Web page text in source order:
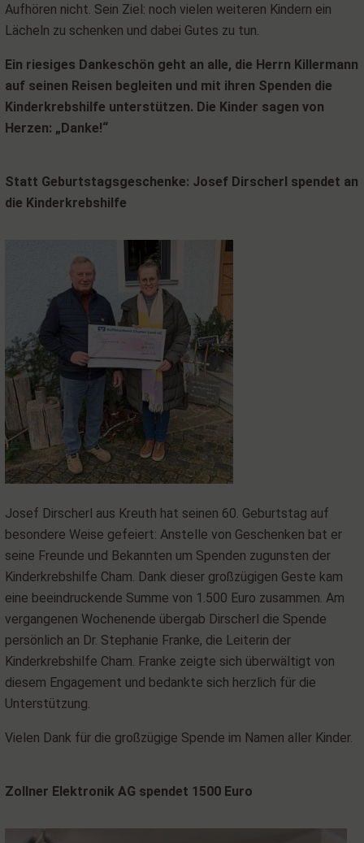
Aufhören nicht. Sein Ziel: noch vielen weiteren Kindern ein
Lächeln zu schenken und dabei Gutes zu tun.
Ein riesiges Dankeschön geht an alle, die Herrn Killermann
auf seinen Reisen begleiten und mit ihren Spenden die
Kinderkrebshilfe unterstützen. Die Kinder sagen von
Herzen: „Danke!“
Statt Geburtstagsgeschenke: Josef Dirscherl spendet an
die Kinderkrebshilfe
Josef Dirscherl aus Kreuth hat seinen 60. Geburtstag auf
besondere Weise gefeiert: Anstelle von Geschenken bat er
seine Freunde und Bekannten um Spenden zugunsten der
Kinderkrebshilfe Cham. Dank dieser großzügigen Geste kam
eine beeindruckende Summe von 1.500 Euro zusammen. Am
vergangenen Wochenende übergab Dirscherl die Spende
persönlich an Dr. Stephanie Franke, die Leiterin der
Kinderkrebshilfe Cham. Franke zeigte sich überwältigt von
diesem Engagement und bedankte sich herzlich für die
Unterstützung.
Vielen Dank für die großzügige Spende im Namen aller Kinder.
Zollner Elektronik AG spendet 1500 Euro